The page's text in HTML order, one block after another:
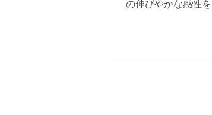
の伸びやかな感性